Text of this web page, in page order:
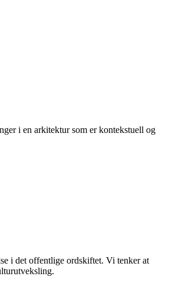
i en arkitektur som er kontekstuell og
i det offentlige ordskiftet. Vi tenker at